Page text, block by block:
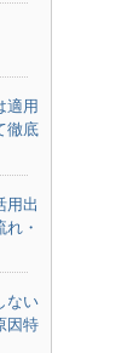
適用
徹底
用出
・
ない
因特